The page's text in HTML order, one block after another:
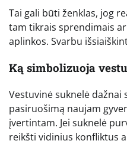
Tai gali būti ženklas, jog
tam tikrais sprendimais
aplinkos. Svarbu
Ką simbolizuoja
Vestuvinė suknelė
pasiruošimą naujam
įvertintam. Jei suknelė
reikšti vidinius konfliktus